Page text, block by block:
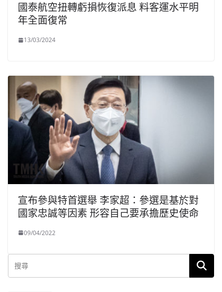
國泰航空扭轉虧損恢復派息 料客運水平明
年全面復常
13/03/2024
宣布參與特首選舉 李家超：參選是基於對
國家忠誠等因素 形容自己要承擔歷史使命
09/04/2022